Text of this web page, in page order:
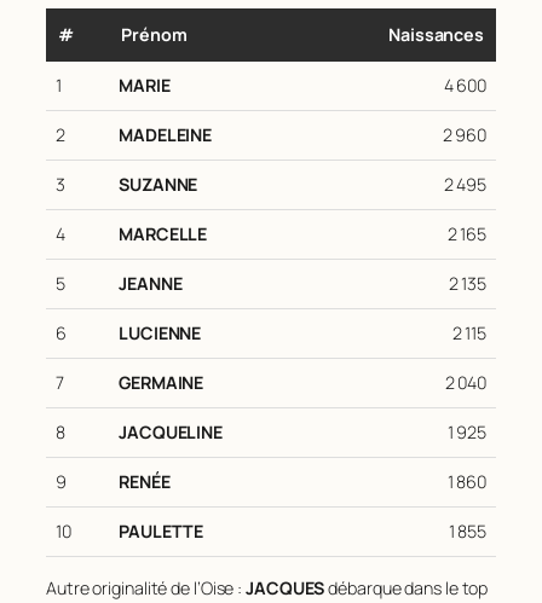
# Prénom Naissances
1 MARIE 4 600
2 MADELEINE 2 960
3 SUZANNE 2 495
4 MARCELLE 2 165
5 JEANNE 2 135
6 LUCIENNE 2 115
7 GERMAINE 2 040
8 JACQUELINE 1 925
9 RENÉE 1 860
10 PAULETTE 1 855
Autre originalité de l’Oise : JACQUESdébarque dans le top